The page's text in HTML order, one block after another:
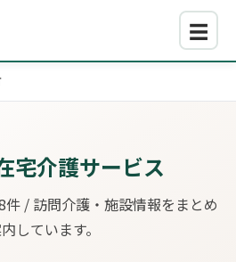
☰
宅介護サービス
/ 訪問介護・施設情報をまとめ
しています。